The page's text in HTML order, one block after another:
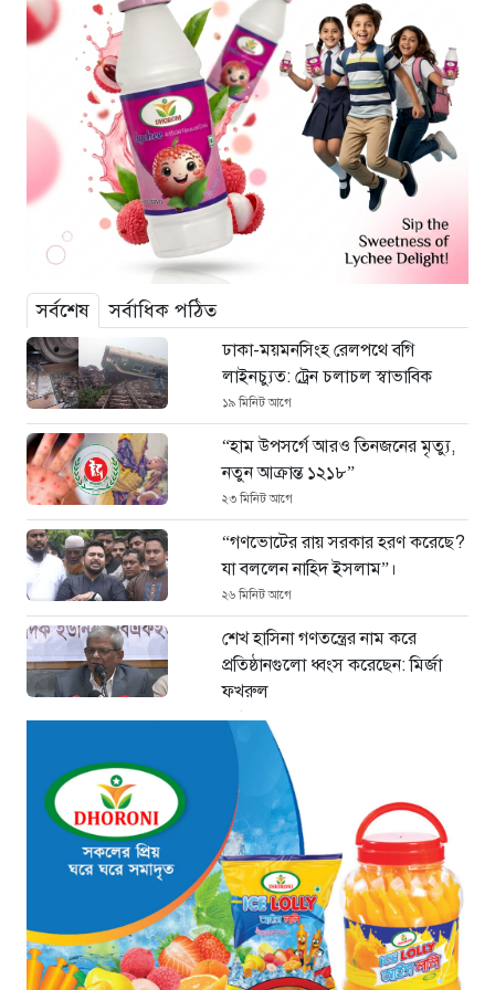
সর্বশেষ সর্বাধিক পঠিত
ঢাকা-ময়মনসিংহ রেলপথে বগি
লাইনচ্যুত: ট্রেন চলাচল স্বাভাবিক
১৯ মিনিট আগে
“হাম উপসর্গে আরও তিনজনের মৃত্যু,
নতুন আক্রান্ত ১২১৮”
২৩ মিনিট আগে
“গণভোটের রায় সরকার হরণ করেছে?
যা বললেন নাহিদ ইসলাম”।
২৬ মিনিট আগে
শেখ হাসিনা গণতন্ত্রের নাম করে
প্রতিষ্ঠানগুলো ধ্বংস করেছেন: মির্জা
ফখরুল
২ ঘণ্টা আগে
থাইল্যান্ডে ভয়াবহ বন্দুক হামলা: দাদা-
দাদিসহ স্কুলে আরও ৭ জনকে হত্যা
২ ঘণ্টা আগে
সিলেটে দুই বাসের ভয়াবহ সংঘর্ষ: ঝরে
গেল ৮টি তাজা প্রাণ, হাসপাতালে ২৫
২ ঘণ্টা আগে
সিলিন্ডার লিকেজে ভয়াবহ অগ্নিকাণ্ড:
দগ্ধ ৩ জনের অবস্থা আশঙ্কাজনক